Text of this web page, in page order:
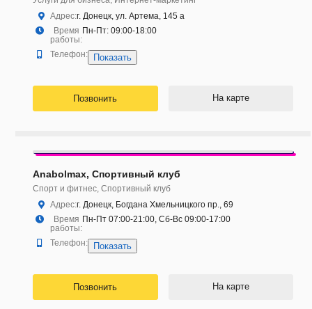
Адрес:г. Донецк, ул. Артема, 145 а
Время
работы:
Пн-Пт: 09:00-18:00
Телефон: Показать
Позвонить На карте
Anabolmax, Спортивный клуб
Спорт и фитнес, Спортивный клуб
Адрес:г. Донецк, Богдана Хмельницкого пр., 69
Время
работы:
Пн-Пт 07:00-21:00, Сб-Вс 09:00-17:00
Телефон: Показать
Позвонить На карте